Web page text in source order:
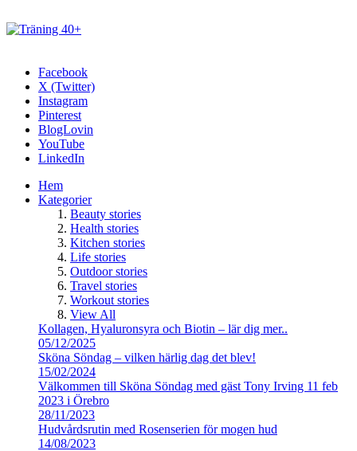
Facebook
X (Twitter)
Instagram
Pinterest
BlogLovin
YouTube
LinkedIn
Hem
Kategorier
Beauty stories
Health stories
Kitchen stories
Life stories
Outdoor stories
Travel stories
Workout stories
View All
Kollagen, Hyaluronsyra och Biotin – lär dig mer..
05/12/2025
Sköna Söndag – vilken härlig dag det blev!
15/02/2024
Välkommen till Sköna Söndag med gäst Tony Irving 11 feb
2023 i Örebro
28/11/2023
Hudvårdsrutin med Rosenserien för mogen hud
14/08/2023